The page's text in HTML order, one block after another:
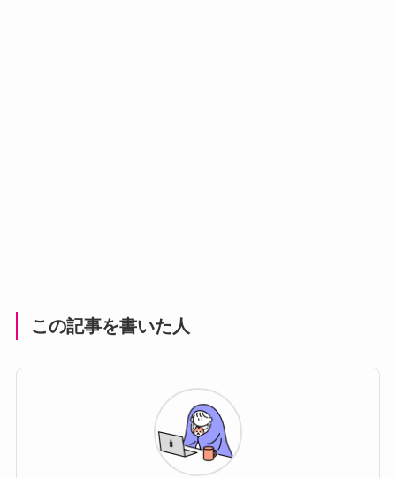
この記事を書いた人